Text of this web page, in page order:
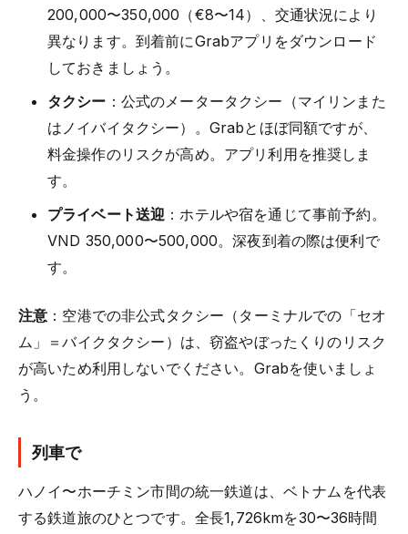
200,000〜350,000（€8〜14）、交通状況により
異なります。到着前にGrabアプリをダウンロード
しておきましょう。
タクシー ：公式のメータータクシー（マイリンまた
はノイバイタクシー）。Grabとほぼ同額ですが、
料金操作のリスクが高め。アプリ利用を推奨しま
す。
プライベート送迎 ：ホテルや宿を通じて事前予約。
VND 350,000〜500,000。深夜到着の際は便利で
す。
注意 ：空港での非公式タクシー（ターミナルでの「セオ
ム」＝バイクタクシー）は、窃盗やぼったくりのリスク
が高いため利用しないでください。Grabを使いましょ
う。
列車で
ハノイ〜ホーチミン市間の統一鉄道は、ベトナムを代表
する鉄道旅のひとつです。全長1,726kmを30〜36時間